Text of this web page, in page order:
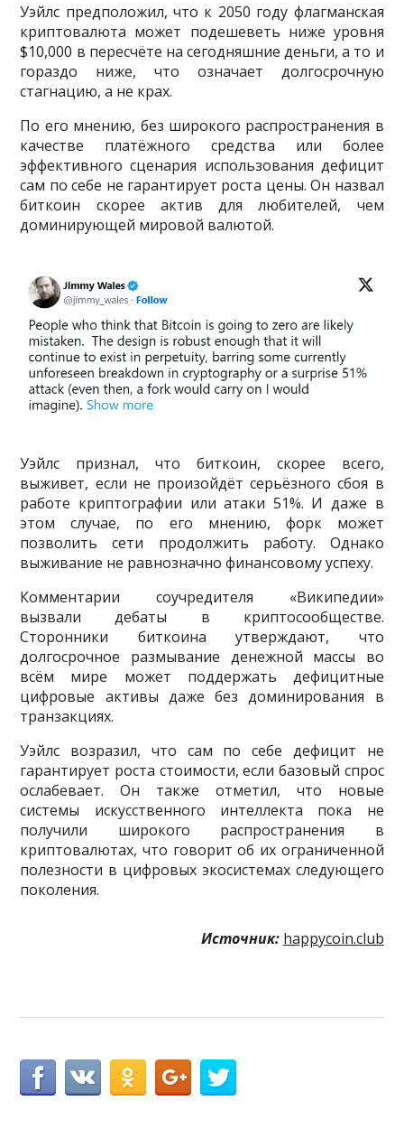
Уэйлс предположил, что к 2050 году флагманская
криптовалюта может подешеветь ниже уровня
$10,000 в пересчёте на сегодняшние деньги, а то и
гораздо ниже, что означает долгосрочную
стагнацию, а не крах.
По его мнению, без широкого распространения в
качестве платёжного средства или более
эффективного сценария использования дефицит
сам по себе не гарантирует роста цены. Он назвал
биткоин скорее актив для любителей, чем
доминирующей мировой валютой.
Уэйлс признал, что биткоин, скорее всего,
выживет, если не произойдёт серьёзного сбоя в
работе криптографии или атаки 51%. И даже в
этом случае, по его мнению, форк может
позволить сети продолжить работу. Однако
выживание не равнозначно финансовому успеху.
Комментарии соучредителя «Википедии»
вызвали дебаты в криптосообществе.
Сторонники биткоина утверждают, что
долгосрочное размывание денежной массы во
всём мире может поддержать дефицитные
цифровые активы даже без доминирования в
транзакциях.
Уэйлс возразил, что сам по себе дефицит не
гарантирует роста стоимости, если базовый спрос
ослабевает. Он также отметил, что новые
системы искусственного интеллекта пока не
получили широкого распространения в
криптовалютах, что говорит об их ограниченной
полезности в цифровых экосистемах следующего
поколения.
Источник: happycoin.club